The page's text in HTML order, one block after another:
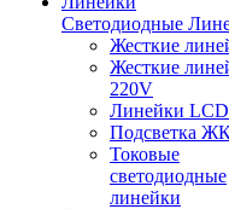
Светодиодные
Жесткие
Жесткие
220V
Линейки LCD
Подсветка
Токовые
светодиодные
линейки